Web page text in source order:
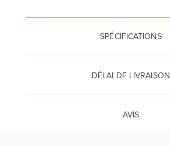
SPÉCIFICATIONS
DÉLAI DE LIVRAISON
AVIS